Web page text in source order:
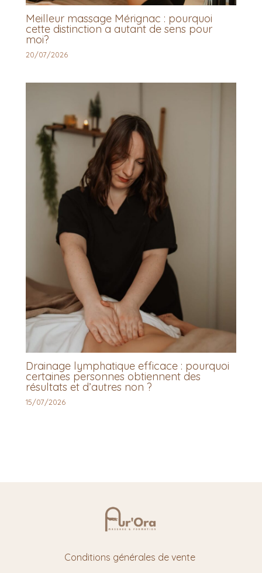
Meilleur massage Mérignac : pourquoi
cette distinction a autant de sens pour
moi?
20/07/2026
Drainage lymphatique efficace : pourquoi
certaines personnes obtiennent des
résultats et d’autres non ?
15/07/2026
Conditions générales de vente